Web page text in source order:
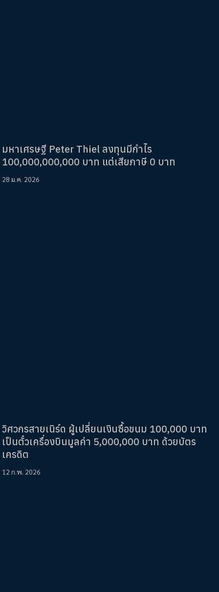
มหาเศรษฐี Peter Thiel ลงทุนมีกำไร
100,000,000,000 บาท แต่เสียภาษี 0 บาท
28 ม.ค. 2026
วิศวกรสายเนิร์ด ผู้เปลี่ยนเงินซื้อขนม 100,000 บาท
เป็นตั๋วเครื่องบินมูลค่า 5,000,000 บาท ด้วยบัตร
เครดิต
12 ก.พ. 2026